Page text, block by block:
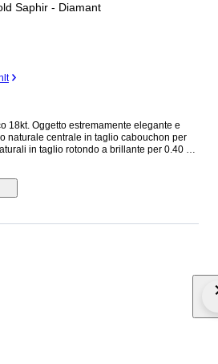
Saphir - Diamant
18kt. Oggetto estremamente elegante e
naturale centrale in taglio cabouchon per
in taglio rotondo a brillante per 0.40 ct
Verrà rilasciato certificato
delle pietre e dell'oro.